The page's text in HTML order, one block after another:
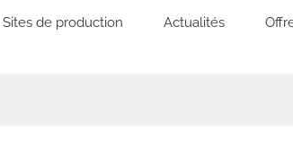
Sites de production Actualités